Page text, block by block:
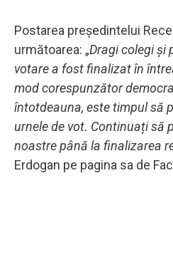
Postarea președintelui
următoarea: „Dragi colegi și
votare a fost finalizat în
mod corespunzător
întotdeauna, este timpul să
urnele de vot. Continuați să
noastre până la finalizarea
Erdogan pe pagina sa de